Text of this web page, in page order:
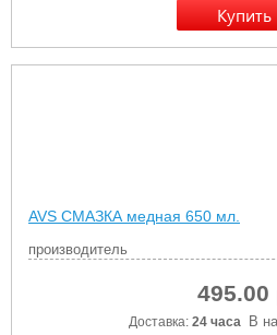
AVS СМАЗКА медная 650 мл.
производитель
495.00
Доставка: 24 часа В